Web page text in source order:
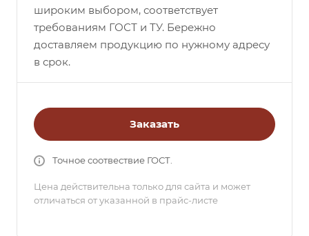
широким выбором, соответствует
требованиям ГОСТ и ТУ. Бережно
доставляем продукцию по нужному адресу
в срок.
Заказать
Точное соотвествие ГОСТ.
Цена действительна только для сайта и может
отличаться от указанной в прайс-листе